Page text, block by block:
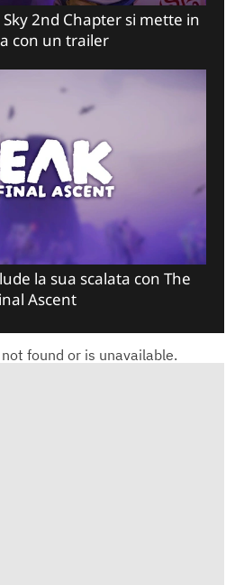
2nd Chapter si mette in
con un trailer
la sua scalata con The
Ascent